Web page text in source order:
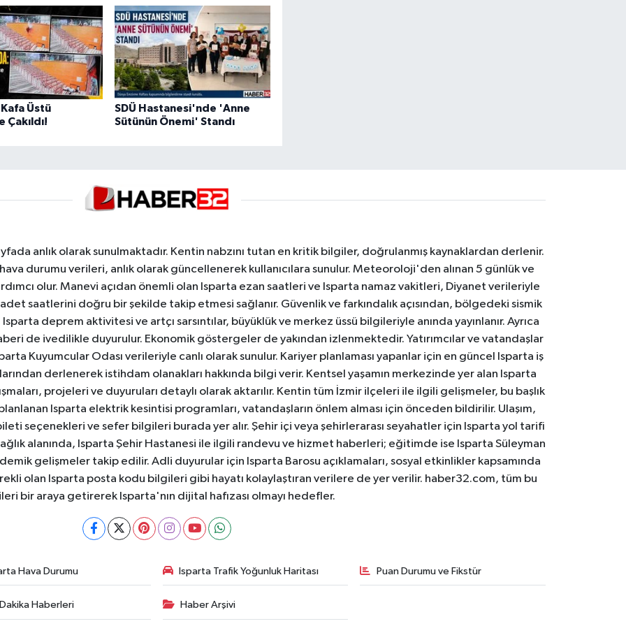
Üstü
SDÜ Hastanesi'nde 'Anne
Sütünün Önemi' Standı
anlık olarak sunulmaktadır. Kentin nabzını tutan en kritik bilgiler, doğrulanmış kaynaklardan derlenir.
durumu verileri, anlık olarak güncellenerek kullanıcılara sunulur. Meteoroloji'den alınan 5 günlük ve
olur. Manevi açıdan önemli olan Isparta ezan saatleri ve Isparta namaz vakitleri, Diyanet verileriyle
saatlerini doğru bir şekilde takip etmesi sağlanır. Güvenlik ve farkındalık açısından, bölgedeki sismik
deprem aktivitesi ve artçı sarsıntılar, büyüklük ve merkez üssü bilgileriyle anında yayınlanır. Ayrıca
de ivedilikle duyurulur. Ekonomik göstergeler de yakından izlenmektedir. Yatırımcılar ve vatandaşlar
Kuyumcular Odası verileriyle canlı olarak sunulur. Kariyer planlaması yapanlar için en güncel Isparta iş
derlenerek istihdam olanakları hakkında bilgi verir. Kentsel yaşamın merkezinde yer alan Isparta
projeleri ve duyuruları detaylı olarak aktarılır. Kentin tüm İzmir ilçeleri ile ilgili gelişmeler, bu başlık
Isparta elektrik kesintisi programları, vatandaşların önlem alması için önceden bildirilir. Ulaşım,
seçenekleri ve sefer bilgileri burada yer alır. Şehir içi veya şehirlerarası seyahatler için Isparta yol tarifi
alanında, Isparta Şehir Hastanesi ile ilgili randevu ve hizmet haberleri; eğitimde ise Isparta Süleyman
gelişmeler takip edilir. Adli duyurular için Isparta Barosu açıklamaları, sosyal etkinlikler kapsamında
olan Isparta posta kodu bilgileri gibi hayatı kolaylaştıran verilere de yer verilir. haber32.com, tüm bu
bir araya getirerek Isparta'nın dijital hafızası olmayı hedefler.
Hava Durumu Isparta Trafik Yoğunluk Haritası Puan Durumu ve Fikstür
Haberleri Haber Arşivi